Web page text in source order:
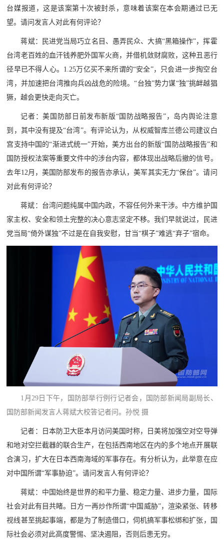
台媒报道，这是该案第十次被封杀，意味着该案在本会期通过已无
望。请问发言人对此有何评论？
蒋斌：民进党当局巧立名目、愚弄民众、大搞“黑箱操作”，挥霍
台湾老百姓的血汗钱养肥外国军火商，并借机敛财腐败，这种丑恶行
径早已不得人心。1.25万亿买不来所谓的“安全”，只会进一步掏空台
湾，并加速把台湾推向兵凶战危的险境。“台独”势力谋“独”挑衅越猖
獗，越会更快走向灭亡。
记者：美国防部日前发布新版“国防战略报告”，岛内舆论注意
到，其中没有提及“台湾”。有评论认为，从权威智库兰德公司建议白
宫支持中国的“渐进式统一”开始，美方出台的新版“国防战略报告”和
国防授权法案等重要文件中的涉台内容，都体现出战略后撤的信号。
去年12月，美国防部发布的报告亦承认，美军其实无力“保台”。请问
对此有何评论？
蒋斌：台湾问题纯属中国内政，不容任何外来干涉。中方维护国
家主权、安全和领土完整的决心意志坚定不移。我们早就说过，民进
党当局“倚外谋独”不过是在自我安慰，甘当“棋子”难逃“弃子”宿命。
1月29日下午，国防部举行例行记者会，国防部新闻局副局长、
国防部新闻发言人蒋斌大校答记者问。孙悦 摄
记者：日本防卫大臣本月访问美国时称，日美将加强空对空导弹
和地对空拦截器的联合生产，在包括西南地区在内的多个地点开展联
合演习，扩大在日本西南海域的军事存在。有分析认为，此举意在应
对中国所谓“军事胁迫”。请问发言人有何评论？
蒋斌：中国始终是世界的和平力量、稳定力量、进步力量，国际
社会对此有目共睹。日方一再炒作所谓“中国威胁”，渲染紧张、转移
视线甚至挑起事端，都是为了制造借口，伺机搞军事松绑和扩张，国
际社会必须对此高度警惕、坚决遏阻，否则后患无穷。